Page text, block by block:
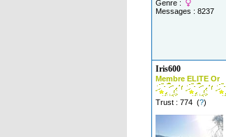
Genre :
Messages : 8237
Iris600
Membre ELITE Or
Trust : 774 (?)